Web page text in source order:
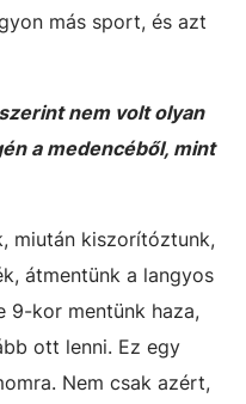
más sport, és azt
nem volt olyan
a medencéből, mint
miután kiszorítóztunk,
átmentünk a langyos
9-kor mentünk haza,
ott lenni. Ez egy
Nem csak azért,